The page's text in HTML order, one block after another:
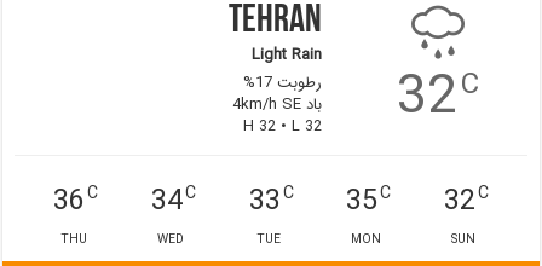
32C
Tehran
Light Rain
رطوبت 17%
باد 4km/h SE
H 32 • L 32
32C
SUN
35C
MON
33C
TUE
34C
WED
36C
THU